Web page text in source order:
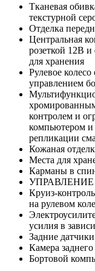
Тканевая
текстурной
Отделка
Центральная
розеткой 12В
для хранения
Рулевое
управлением
контролем и
компьютером и
репликации
Кожаная
Места для
Карманы в
УПРАВЛЕНИЕ
Круиз-
на рулевом
усилия в
Задние
Камера
Бортовой